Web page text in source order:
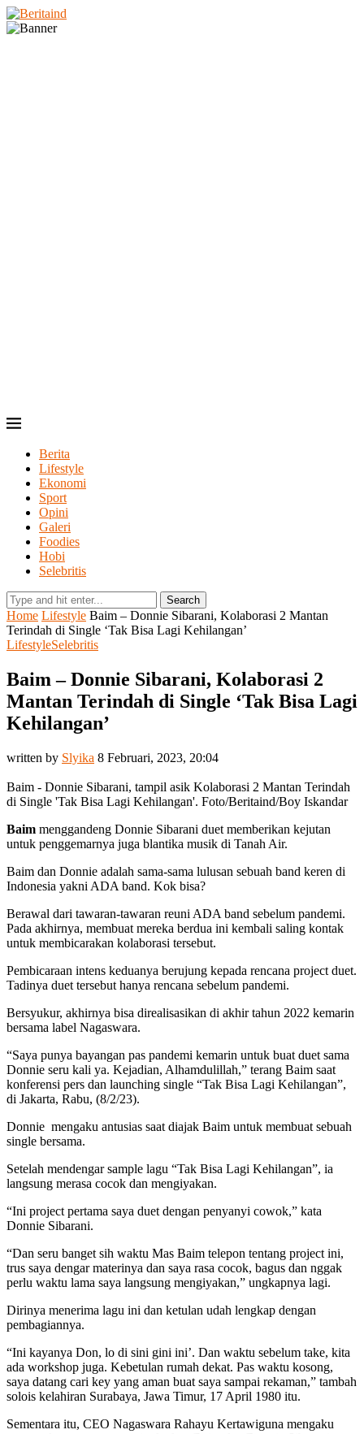
Berita
Lifestyle
Ekonomi
Sport
Opini
Galeri
Foodies
Hobi
Selebritis
Search
Home Lifestyle Baim – Donnie Sibarani, Kolaborasi 2 Mantan
Terindah di Single ‘Tak Bisa Lagi Kehilangan’
LifestyleSelebritis
Baim – Donnie Sibarani, Kolaborasi 2
Mantan Terindah di Single ‘Tak Bisa Lagi
Kehilangan’
written by Slyika 8 Februari, 2023, 20:04
Baim - Donnie Sibarani, tampil asik Kolaborasi 2 Mantan Terindah
di Single 'Tak Bisa Lagi Kehilangan'. Foto/Beritaind/Boy Iskandar
Baim menggandeng Donnie Sibarani duet memberikan kejutan
untuk penggemarnya juga blantika musik di Tanah Air.
Baim dan Donnie adalah sama-sama lulusan sebuah band keren di
Indonesia yakni ADA band. Kok bisa?
Berawal dari tawaran-tawaran reuni ADA band sebelum pandemi.
Pada akhirnya, membuat mereka berdua ini kembali saling kontak
untuk membicarakan kolaborasi tersebut.
Pembicaraan intens keduanya berujung kepada rencana project duet.
Tadinya duet tersebut hanya rencana sebelum pandemi.
Bersyukur, akhirnya bisa direalisasikan di akhir tahun 2022 kemarin
bersama label Nagaswara.
“Saya punya bayangan pas pandemi kemarin untuk buat duet sama
Donnie seru kali ya. Kejadian, Alhamdulillah,” terang Baim saat
konferensi pers dan launching single “Tak Bisa Lagi Kehilangan”,
di Jakarta, Rabu, (8/2/23).
Donnie mengaku antusias saat diajak Baim untuk membuat sebuah
single bersama.
Setelah mendengar sample lagu “Tak Bisa Lagi Kehilangan”, ia
langsung merasa cocok dan mengiyakan.
“Ini project pertama saya duet dengan penyanyi cowok,” kata
Donnie Sibarani.
“Dan seru banget sih waktu Mas Baim telepon tentang project ini,
trus saya dengar materinya dan saya rasa cocok, bagus dan nggak
perlu waktu lama saya langsung mengiyakan,” ungkapnya lagi.
Dirinya menerima lagu ini dan ketulan udah lengkap dengan
pembagiannya.
“Ini kayanya Don, lo di sini gini ini’. Dan waktu sebelum take, kita
ada workshop juga. Kebetulan rumah dekat. Pas waktu kosong,
saya datang cari key yang aman buat saya sampai rekaman,” tambah
solois kelahiran Surabaya, Jawa Timur, 17 April 1980 itu.
Sementara itu, CEO Nagaswara Rahayu Kertawiguna mengaku